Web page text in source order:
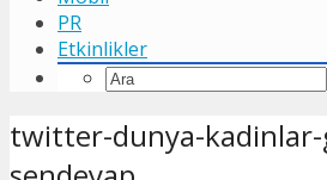
PR
Etkinlikler
twitter-dunya-